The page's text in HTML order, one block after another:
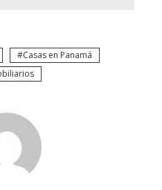
Casas en Panamá